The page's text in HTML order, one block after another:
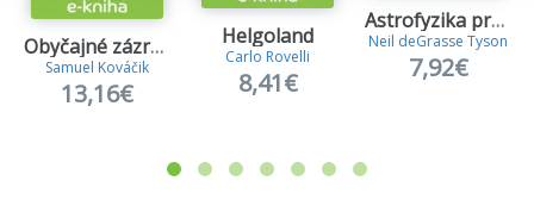
Obyčajné zázraky
Samuel Kováčik
13,16€
Helgoland
Carlo Rovelli
8,41€
Astrofyzika pro lidi ve spěchu
Neil deGrasse Tyson
7,92€